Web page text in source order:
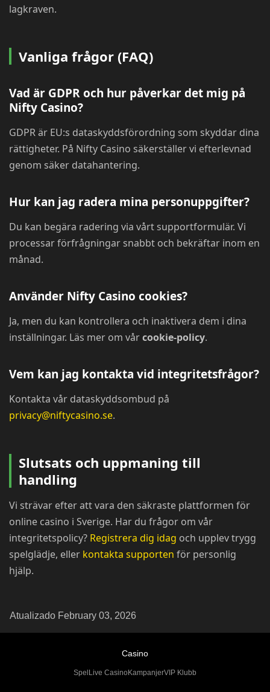
lagkraven.
Vanliga frågor (FAQ)
Vad är GDPR och hur påverkar det mig på
Nifty Casino?
GDPR är EU:s dataskyddsförordning som skyddar dina
rättigheter. På Nifty Casino säkerställer vi efterlevnad
genom säker datahantering.
Hur kan jag radera mina personuppgifter?
Du kan begära radering via vårt supportformulär. Vi
processar förfrågningar snabbt och bekräftar inom en
månad.
Använder Nifty Casino cookies?
Ja, men du kan kontrollera och inaktivera dem i dina
inställningar. Läs mer om vårcookie-policy.
Vem kan jag kontakta vid integritetsfrågor?
Kontakta vår dataskyddsombud på
privacy@niftycasino.se.
Slutsats och uppmaning till
handling
Vi strävar efter att vara den säkraste plattformen för
online casino i Sverige. Har du frågor om vår
integritetspolicy? Registrera dig idag och upplev trygg
spelglädje, eller kontakta supporten för personlig
hjälp.
Atualizado February 03, 2026
Casino
Spel Live Casino KampanjerVIP Klubb